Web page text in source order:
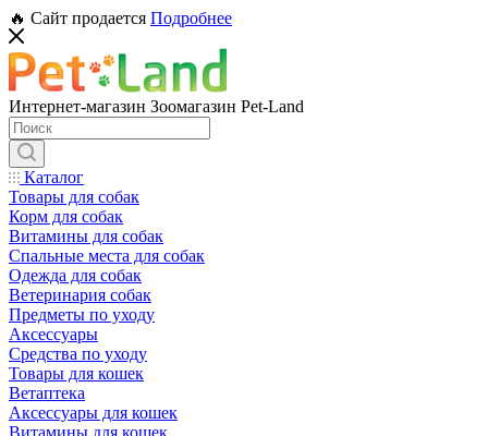
🔥 Сайт продается Подробнее
Интернет-магазин Зоомагазин Pet-Land
Каталог
Товары для собак
Корм для собак
Витамины для собак
Спальные места для собак
Одежда для собак
Ветеринария собак
Предметы по уходу
Аксессуары
Средства по уходу
Товары для кошек
Ветаптека
Аксессуары для кошек
Витамины для кошек